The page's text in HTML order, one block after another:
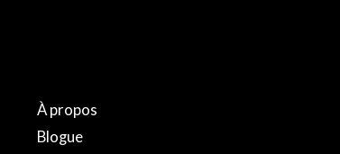
(450) 674-XXXX
À propos
Blogue